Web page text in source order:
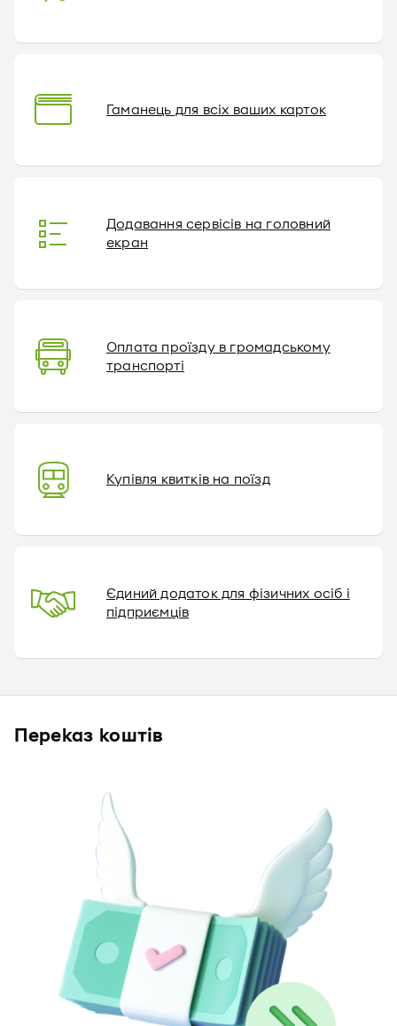
Гаманець для всіх ваших карток
Додавання сервісів на головний
екран
Оплата проїзду в громадському
транспорті
Купівля квитків на поїзд
Єдиний додаток для фізичних осіб і
підприємців
Переказ коштів